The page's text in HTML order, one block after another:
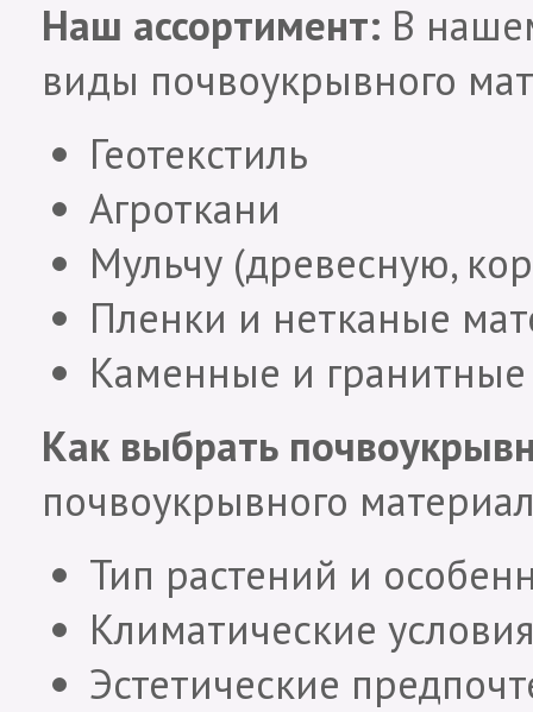
Наш ассортимент: В
виды почвоукрывного
Геотекстиль
Агроткани
Мульчу (древесную,
Пленки и нетканые
Каменные и
Как выбрать
почвоукрывного
Тип растений и
Климатические
Эстетические